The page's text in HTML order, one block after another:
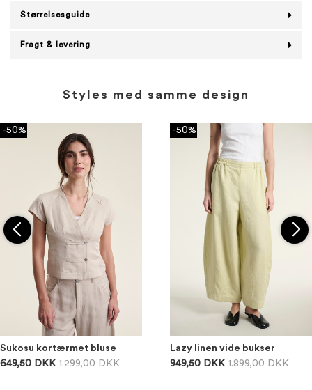
Størrelsesguide
Fragt & levering
Styles med samme design
-50%
Sukosu kortærmet bluse
649,50 DKK 1.299,00 DKK
-50%
Lazy linen vide bukser
949,50 DKK 1.899,00 DKK